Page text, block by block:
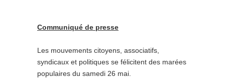
Communiqué de presse
Les mouvements citoyens, associatifs,
syndicaux et politiques se félicitent des marées
populaires du samedi 26 mai.